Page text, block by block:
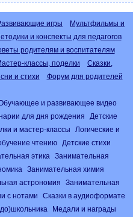
игры
Мультфильмы и
и конспекты для педагогов
родителям и воспитателям
классы, поделки
Сказки,
и стихи Форум для родителей
и развивающее видео
для дня рождения
Детские
и мастер-классы
Логические и
чтению
Детские стихи
этика
Занимательная
Занимательная химия
астрономия
Занимательная
с нотами
Сказки в аудиоформате
Медали и награды